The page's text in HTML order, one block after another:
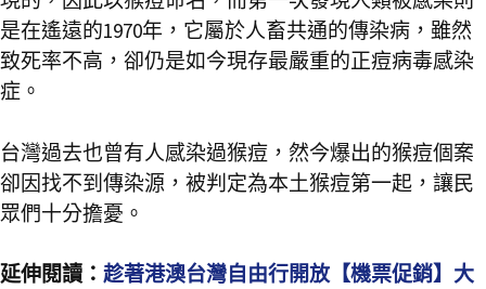
是在遙遠的1970年，它屬於人畜共通的傳染病，雖然
致死率不高，卻仍是如今現存最嚴重的正痘病毒感染
症。
台灣過去也曾有人感染過猴痘，然今爆出的猴痘個案
卻因找不到傳染源，被判定為本土猴痘第一起，讓民
眾們十分擔憂。
延伸閱讀： 趁著港澳台灣自由行開放【機票促銷】大